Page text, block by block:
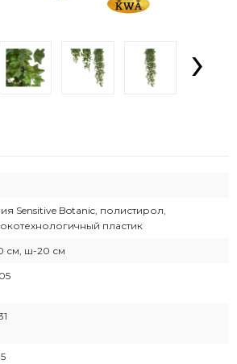
›
Sensitive Botanic, полистирол,
пластик
см, ш-20 см